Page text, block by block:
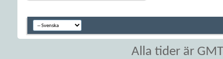
Alla tider är